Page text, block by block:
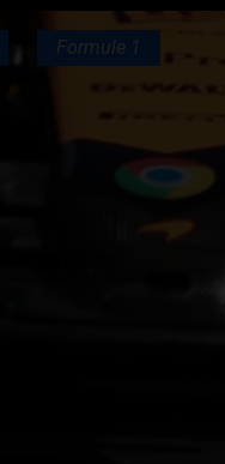
Formule 1
NEEM CONTACT OP